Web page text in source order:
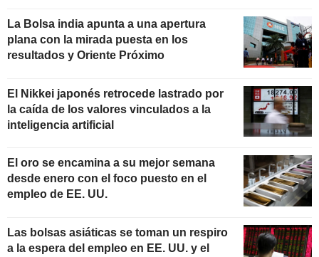
La Bolsa india apunta a una apertura
plana con la mirada puesta en los
resultados y Oriente Próximo
El Nikkei japonés retrocede lastrado por
la caída de los valores vinculados a la
inteligencia artificial
El oro se encamina a su mejor semana
desde enero con el foco puesto en el
empleo de EE. UU.
Las bolsas asiáticas se toman un respiro
a la espera del empleo en EE. UU. y el